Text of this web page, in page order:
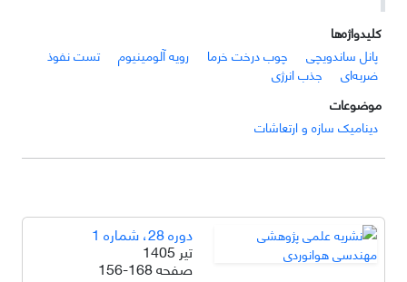
کلیدواژه‌ها
پانل ساندویچی
چوب درخت خرما رویه آلومینیوم
تست نفوذ
ضربه‌ای
جذب انرژی
موضوعات
دینامیک سازه و ارتعاشات
دوره 28، شماره 1
تیر 1405
صفحه156-168